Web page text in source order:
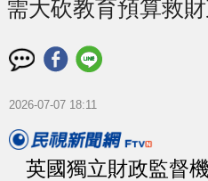
需大砍教育預算救
2026-07-07 18:11
英國獨立財政監督